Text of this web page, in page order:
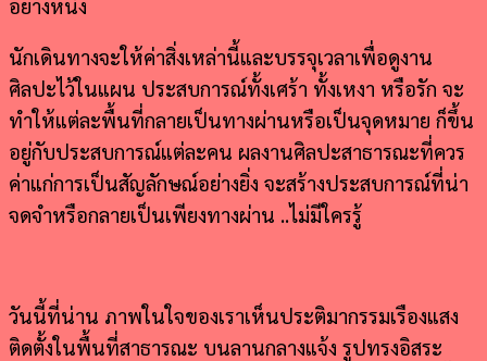
อย่างหนึ่ง
นักเดินทางจะให้ค่าสิ่งเหล่านี้และบรรจุเวลาเพื่อดูงาน
ศิลปะไว้ในแผน ประสบการณ์ทั้งเศร้า ทั้งเหงา หรือรัก จะ
ทำให้แต่ละพื้นที่กลายเป็นทางผ่านหรือเป็นจุดหมาย ก็ขึ้น
อยู่กับประสบการณ์แต่ละคน ผลงานศิลปะสาธารณะที่ควร
ค่าแก่การเป็นสัญลักษณ์อย่างยิ่ง จะสร้างประสบการณ์ที่น่า
จดจำหรือกลายเป็นเพียงทางผ่าน ..ไม่มีใครรู้
วันนี้ที่น่าน ภาพในใจของเราเห็นประติมากรรมเรืองแสง
ติดตั้งในพื้นที่สาธารณะ บนลานกลางแจ้ง รูปทรงอิสระ